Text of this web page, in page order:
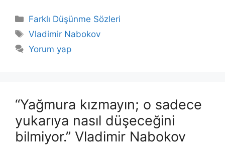
Kategoriler
Farklı Düşünme Sözleri
Etiketler
Vladimir Nabokov
Yorum yap
“Yağmura kızmayın; o sadece
yukarıya nasıl düşeceğini
bilmiyor.” Vladimir Nabokov